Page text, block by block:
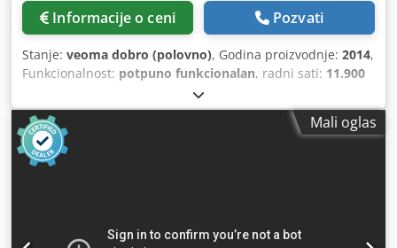
Informacije o ceni Pozvati
Stanje: veoma dobro (polovno), Godina proizvodnje: 2014,
Funkcionalnost: potpuno funkcionalan, radni sati: 11.900
, Dimenzije rezanja 4300x4300 mm Prečnik lista testere
350 mm Štampač etiketa Ukupna snaga 20,9 kW
Maksimalna brzina rezanja – 130 m/min, kontinuirano
podesiva Maksimalna brzina potiskivača – 90 m/min
Dcsdpoytt H Ajfx Abxsk Maksimalna visina rezanja – 80 mm
Mali oglas